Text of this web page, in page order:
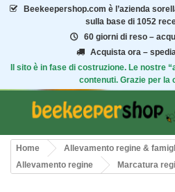
Beekeepershop.com è l’azienda
sulla base di 1052
60 giorni di reso –
Acquista ora –
Il sito è in fase di costruzione. Le nostre
contenuti. Grazie per la
Home
Allevamento regine &
Allevamento regine
Marcatura